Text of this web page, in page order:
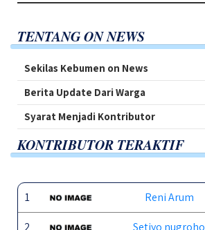
TENTANG ON NEWS
Sekilas Kebumen on News
Berita Update Dari Warga
Syarat Menjadi Kontributor
KONTRIBUTOR TERAKTIF
1 Reni Arum
2 Setiyo nugroho